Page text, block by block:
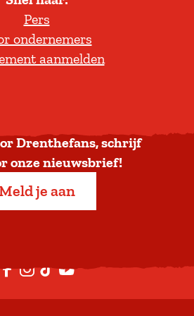
t
e
r
a
a
b
n
Pers
ondernemers
aanmelden
Drenthefans, schrijf
onze nieuwsbrief!
je aan
F
a
I
n
T
i
Y
o